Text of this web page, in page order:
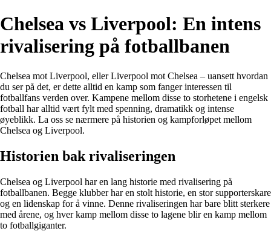
Chelsea vs Liverpool: En intens
rivalisering på fotballbanen
Chelsea mot Liverpool, eller Liverpool mot Chelsea – uansett hvordan
du ser på det, er dette alltid en kamp som fanger interessen til
fotballfans verden over. Kampene mellom disse to storhetene i engelsk
fotball har alltid vært fylt med spenning, dramatikk og intense
øyeblikk. La oss se nærmere på historien og kampforløpet mellom
Chelsea og Liverpool.
Historien bak rivaliseringen
Chelsea og Liverpool har en lang historie med rivalisering på
fotballbanen. Begge klubber har en stolt historie, en stor supporterskare
og en lidenskap for å vinne. Denne rivaliseringen har bare blitt sterkere
med årene, og hver kamp mellom disse to lagene blir en kamp mellom
to fotballgiganter.